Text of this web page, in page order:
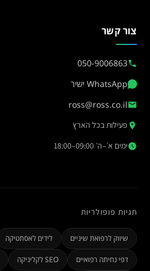
צור קשר
050-9006863
WhatsApp ישיר
ross@ross.co.il
פעילות בכל הארץ
ימים א׳–ה׳ 09:00–18:00
תגיות פופולריות
שיווק לרפואת שיניים לידים לאסתטיקה
דפי נחיתה רפואיים SEO לקליניקה